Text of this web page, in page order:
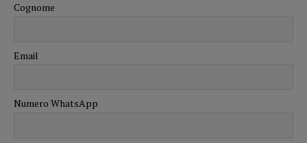
Cognome
Email
Numero WhatsApp